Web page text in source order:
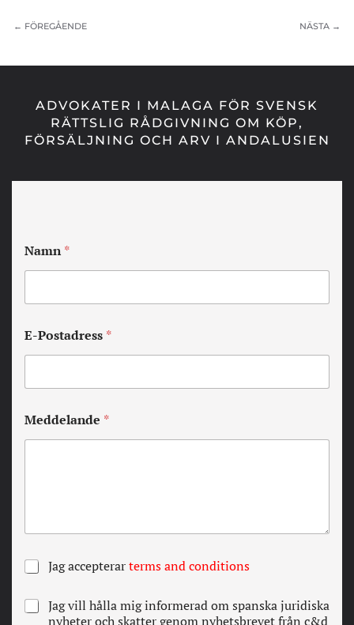
← FÖREGÅENDE NÄSTA →
ADVOKATER I MALAGA FÖR SVENSK
RÄTTSLIG RÅDGIVNING OM KÖP,
FÖRSÄLJNING OCH ARV I ANDALUSIEN
Namn*
E-Postadress *
Meddelande *
A
l
a
Jag accepterarterms and conditions
N
e
Jag vill hålla mig informerad om spanska juridiska
nyheter och skatter genom nyhetsbrevet från c&d